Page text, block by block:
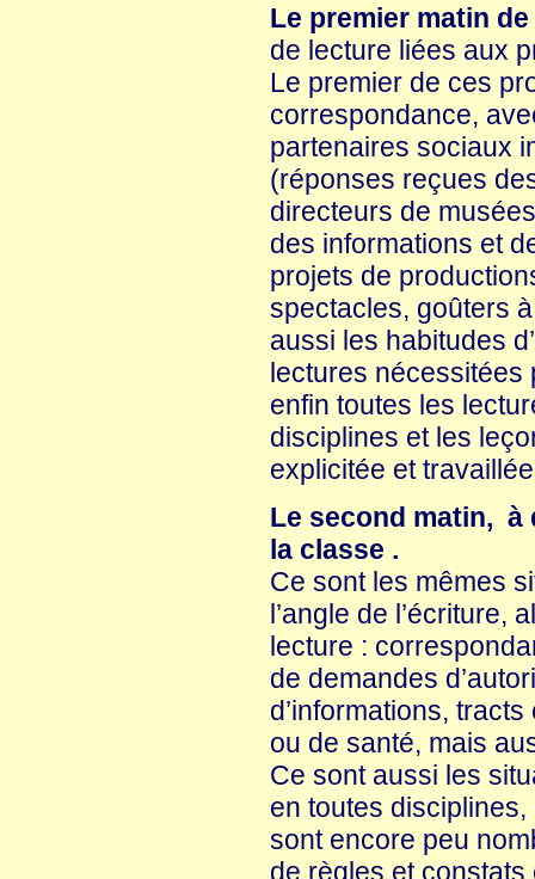
Le premier matin
de lecture liées aux
Le premier de ces
correspondance,
partenaires sociaux
(réponses reçues
directeurs de
des informations et
projets de
spectacles, goûters
aussi les habitudes
lectures nécessitées
enfin toutes les
disciplines et les
explicitée et
Le second matin, à
la classe .
Ce sont les mêmes
l’angle de l’écriture,
lecture :
de demandes
d’informations,
ou de santé, mais
Ce sont aussi les
en toutes
sont encore peu
de règles et